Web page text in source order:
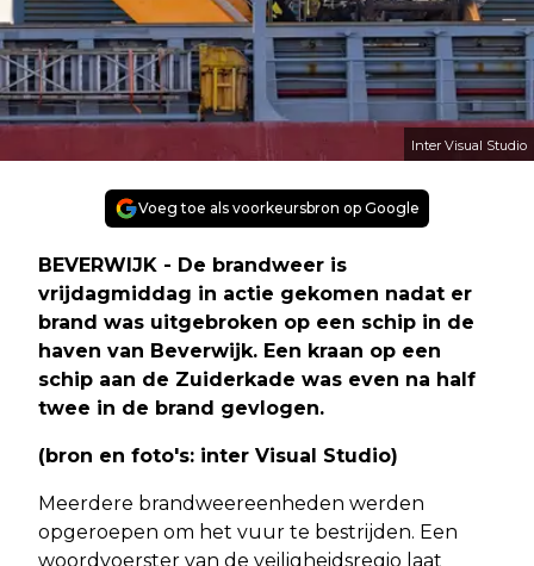
Inter Visual Studio
Voeg toe als voorkeursbron op Google
BEVERWIJK - De brandweer is
vrijdagmiddag in actie gekomen nadat er
brand was uitgebroken op een schip in de
haven van Beverwijk. Een kraan op een
schip aan de Zuiderkade was even na half
twee in de brand gevlogen.
(bron en foto's: inter Visual Studio)
Meerdere brandweereenheden werden
opgeroepen om het vuur te bestrijden. Een
woordvoerster van de veiligheidsregio laat